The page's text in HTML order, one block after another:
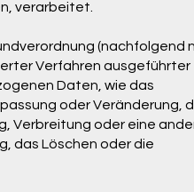
verarbeitet.
(nachfolgend
Verfahren ausgeführter
Daten, wie das
oder Veränderung,
Verbreitung oder eine
das Löschen oder die